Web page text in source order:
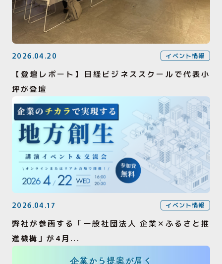
2026.04.20 イベント情報
【登壇レポート】日経ビジネススクールで代表小
坪が登壇
2026.04.17 イベント情報
弊社が参画する「一般社団法人 企業✕ふるさと推
進機構」が4月...